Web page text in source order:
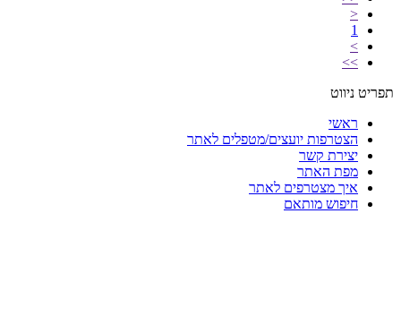
<
1
>
>>
תפריט ניווט
ראשי
הצטרפות יועצים/מטפלים לאתר
יצירת קשר
מפת האתר
איך מצטרפים לאתר
חיפוש מותאם